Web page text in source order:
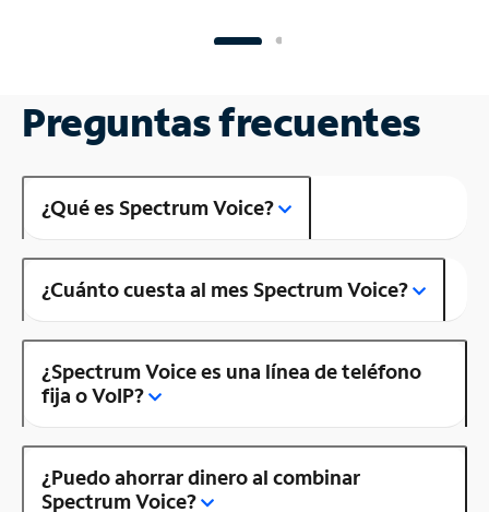
Preguntas frecuentes
¿Qué es Spectrum Voice?
¿Cuánto cuesta al mes Spectrum Voice?
¿Spectrum Voice es una línea de teléfono
fija o VoIP?
¿Puedo ahorrar dinero al combinar
Spectrum Voice?